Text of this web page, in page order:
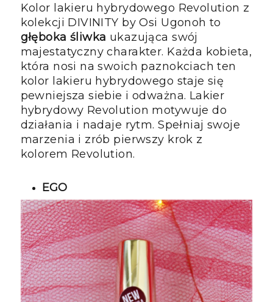
Kolor lakieru hybrydowego Revolution z
kolekcji DIVINITY by Osi Ugonoh to
głęboka śliwka ukazująca swój
majestatyczny charakter. Każda kobieta,
która nosi na swoich paznokciach ten
kolor lakieru hybrydowego staje się
pewniejsza siebie i odważna. Lakier
hybrydowy Revolution motywuje do
działania i nadaje rytm. Spełniaj swoje
marzenia i zrób pierwszy krok z
kolorem Revolution.
EGO